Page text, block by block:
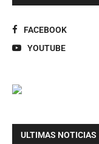
FACEBOOK
YOUTUBE
ULTIMAS NOTICIAS